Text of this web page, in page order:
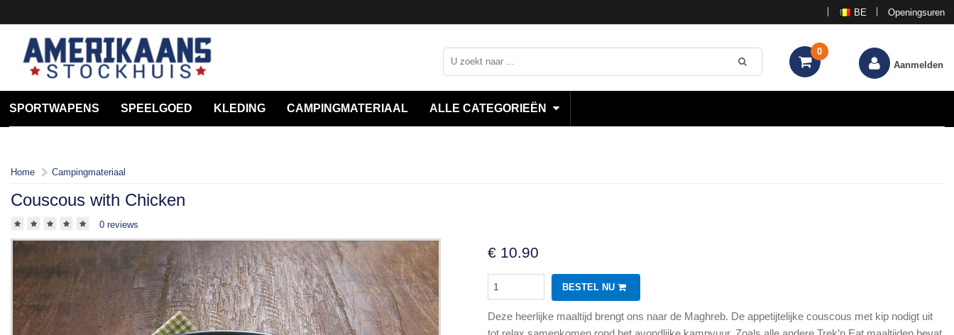
Openingsuren
BE
0
Aanmelden
SPORTWAPENS SPEELGOED KLEDING CAMPINGMATERIAAL ALLE CATEGORIEËN
Home Campingmateriaal
Couscous with Chicken
0 reviews
€ 10.90
BESTEL NU
Deze heerlijke maaltijd brengt ons naar de Maghreb. De appetijtelijke couscous met kip nodigt uit